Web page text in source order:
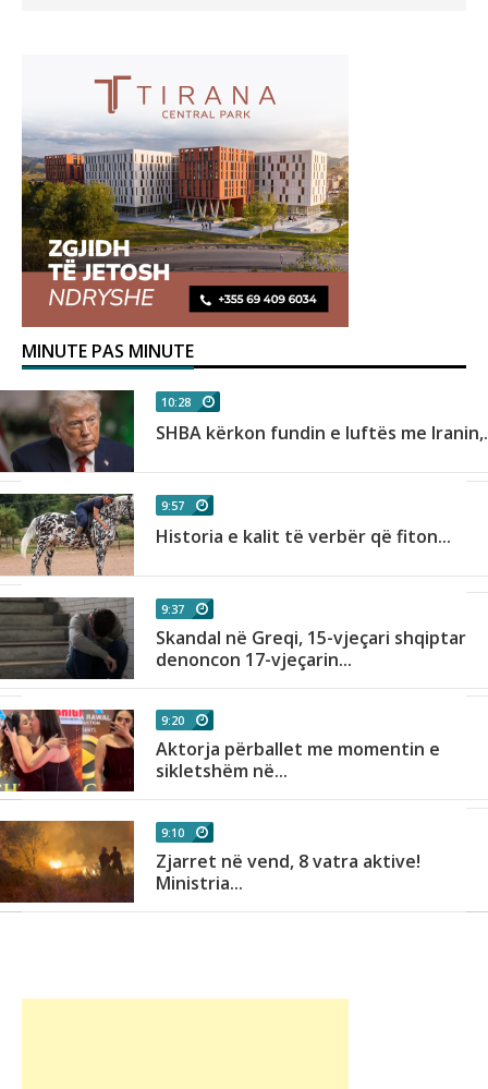
MINUTE PAS MINUTE
10:28
SHBA kërkon fundin e luftës me
9:57
Historia e kalit të verbër që fiton...
9:37
Skandal në Greqi, 15-vjeçari shqiptar
denoncon 17-vjeçarin...
9:20
Aktorja përballet me momentin e
sikletshëm në...
9:10
Zjarret në vend, 8 vatra aktive!
Ministria...